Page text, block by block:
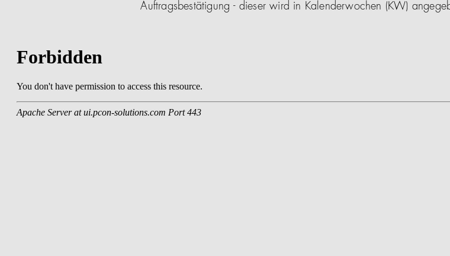
Auftragsbestätigung - dieser wird in Kalenderwochen (KW)